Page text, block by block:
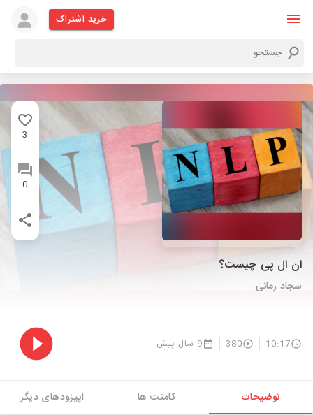
خرید اشتراک
3
0
ان ال پی چیست؟
سجاد زمانی
10:17
380 9 سال پیش
توضیحات کامنت ها اپیزودهای دیگر